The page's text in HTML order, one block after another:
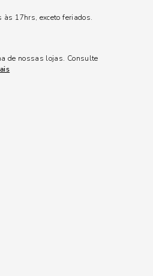
17hrs, exceto feriados.
de nossas lojas. Consulte